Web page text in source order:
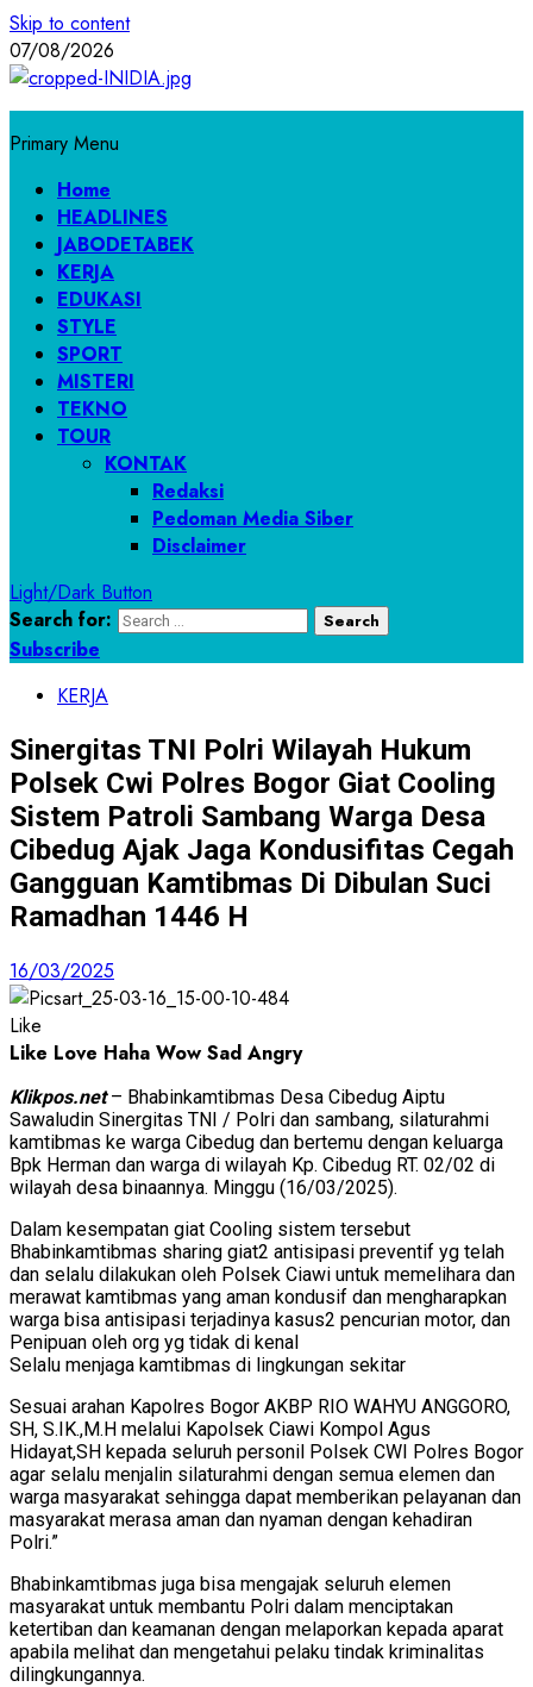
Skip to content
07/08/2026
Primary Menu
Home
HEADLINES
JABODETABEK
KERJA
EDUKASI
STYLE
SPORT
MISTERI
TEKNO
TOUR
KONTAK
Redaksi
Pedoman Media Siber
Disclaimer
Light/Dark Button
Search for:
Subscribe
KERJA
Sinergitas TNI Polri Wilayah Hukum
Polsek Cwi Polres Bogor Giat Cooling
Sistem Patroli Sambang Warga Desa
Cibedug Ajak Jaga Kondusifitas Cegah
Gangguan Kamtibmas Di Dibulan Suci
Ramadhan 1446 H
16/03/2025
Like
Like Love Haha Wow Sad Angry
Klikpos.net– Bhabinkamtibmas Desa Cibedug Aiptu
Sawaludin Sinergitas TNI / Polri dan sambang, silaturahmi
kamtibmas ke warga Cibedug dan bertemu dengan keluarga
Bpk Herman dan warga di wilayah Kp. Cibedug RT. 02/02 di
wilayah desa binaannya. Minggu (16/03/2025).
Dalam kesempatan giat Cooling sistem tersebut
Bhabinkamtibmas sharing giat2 antisipasi preventif yg telah
dan selalu dilakukan oleh Polsek Ciawi untuk memelihara dan
merawat kamtibmas yang aman kondusif dan mengharapkan
warga bisa antisipasi terjadinya kasus2 pencurian motor, dan
Penipuan oleh org yg tidak di kenal
Selalu menjaga kamtibmas di lingkungan sekitar
Sesuai arahan Kapolres Bogor AKBP RIO WAHYU ANGGORO,
SH, S.IK.,M.H melalui Kapolsek Ciawi Kompol Agus
Hidayat,SH kepada seluruh personil Polsek CWI Polres Bogor
agar selalu menjalin silaturahmi dengan semua elemen dan
warga masyarakat sehingga dapat memberikan pelayanan dan
masyarakat merasa aman dan nyaman dengan kehadiran
Polri.”
Bhabinkamtibmas juga bisa mengajak seluruh elemen
masyarakat untuk membantu Polri dalam menciptakan
ketertiban dan keamanan dengan melaporkan kepada aparat
apabila melihat dan mengetahui pelaku tindak kriminalitas
dilingkungannya.